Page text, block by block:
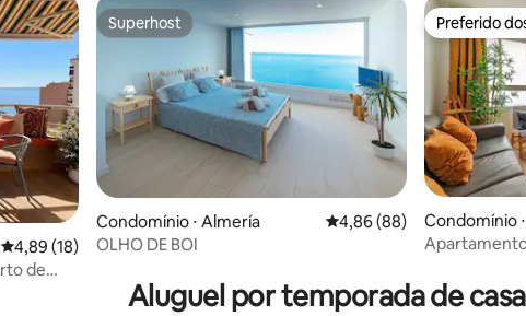
4,89 de uma avaliação média de 5, 18 avaliações
4,89 (18)
de
Superhost
Superhost
Condomínio ⋅ Almería 4,86 de uma avaliação
4,86 (88)
OLHO DE BOI
Preferido
Preferido
Condomínio
Aluguel por temporada de